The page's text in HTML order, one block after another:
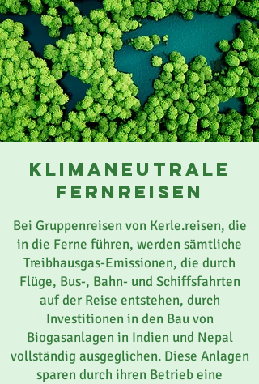
klimaneutrale
fernreisen
Bei Gruppenreisen von Kerle.reisen, die
in die Ferne führen, werden sämtliche
Treibhausgas-Emissionen, die durch
Flüge, Bus-, Bahn- und Schiffsfahrten
auf der Reise entstehen, durch
Investitionen in den Bau von
Biogasanlagen in Indien und Nepal
vollständig ausgeglichen. Diese Anlagen
sparen durch ihren Betrieb eine